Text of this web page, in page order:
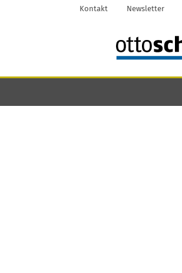
Kontakt Newsletter